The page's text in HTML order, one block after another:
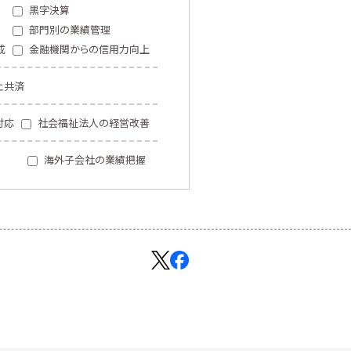
黒字決算
部門別の業績管理
金融機関からの信用力向上
共済
応 社会福祉法人の経営改善
海外子会社の業績把握